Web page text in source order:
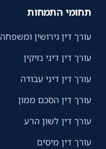
תחומי התמחות
עורך דין גירושין ומשפחה
עורך דין דיני נזיקין
עורך דין דיני עבודה
עורך דין הסכם ממון
עורך דין לשון הרע
עורך דין מיסים